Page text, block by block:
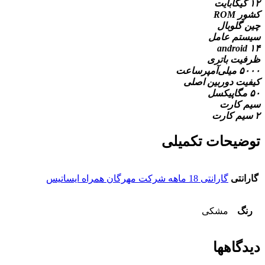
۱۲ گیگابایت
کشور ROM
چین گلوبال
سیستم عامل
android ۱۴
ظرفیت باتری
۵۰۰۰ میلی‌آمپرساعت
کیفیت دوربین اصلی
۵۰ مگاپیکسل
سیم کارت
۲ سیم کارت
توضیحات تکمیلی
گارانتی گارانتی 18 ماهه شرکت مهرگان همراه ایساتیس
رنگ مشکی
دیدگاهها